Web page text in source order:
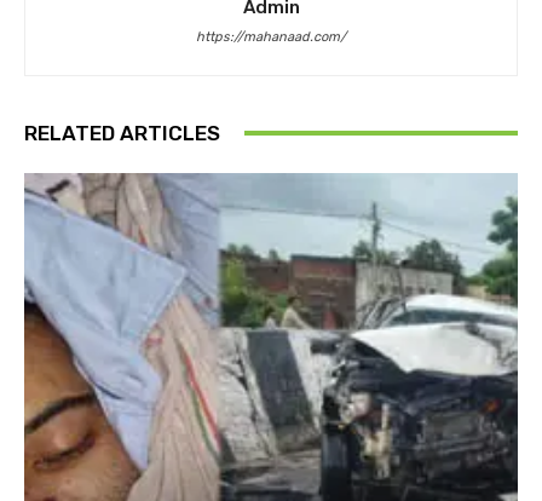
Admin
https://mahanaad.com/
RELATED ARTICLES